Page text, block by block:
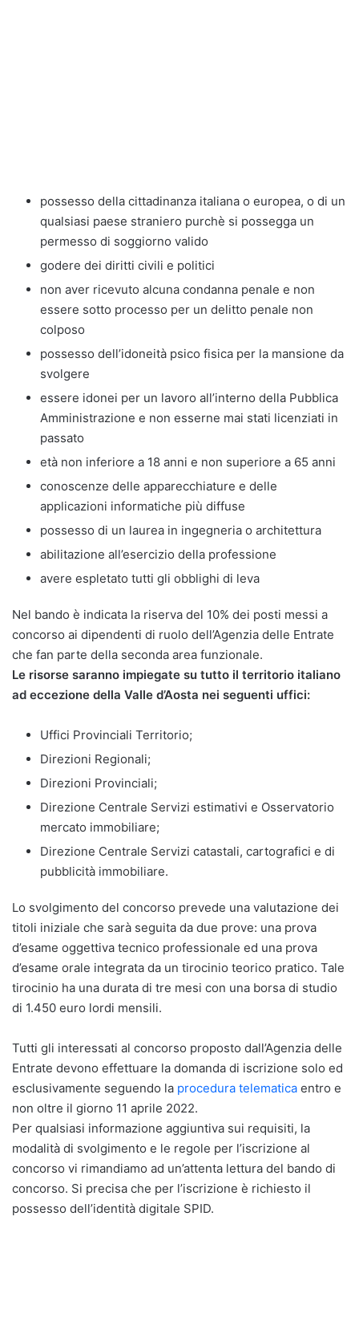
possesso della cittadinanza italiana o europea, o di un
qualsiasi paese straniero purchè si possegga un
permesso di soggiorno valido
godere dei diritti civili e politici
non aver ricevuto alcuna condanna penale e non
essere sotto processo per un delitto penale non
colposo
possesso dell’idoneità psico fisica per la mansione da
svolgere
essere idonei per un lavoro all’interno della Pubblica
Amministrazione e non esserne mai stati licenziati in
passato
età non inferiore a 18 anni e non superiore a 65 anni
conoscenze delle apparecchiature e delle
applicazioni informatiche più diffuse
possesso di un laurea in ingegneria o architettura
abilitazione all’esercizio della professione
avere espletato tutti gli obblighi di leva
Nel bando è indicata la riserva del 10% dei posti messi a
concorso ai dipendenti di ruolo dell’Agenzia delle Entrate
che fan parte della seconda area funzionale.
Le risorse saranno impiegate su tutto il territorio italiano
ad eccezione della Valle d’Aosta nei seguenti uffici:
Uffici Provinciali Territorio;
Direzioni Regionali;
Direzioni Provinciali;
Direzione Centrale Servizi estimativi e Osservatorio
mercato immobiliare;
Direzione Centrale Servizi catastali, cartografici e di
pubblicità immobiliare.
Lo svolgimento del concorso prevede una valutazione dei
titoli iniziale che sarà seguita da due prove: una prova
d’esame oggettiva tecnico professionale ed una prova
d’esame orale integrata da un tirocinio teorico pratico. Tale
tirocinio ha una durata di tre mesi con una borsa di studio
di 1.450 euro lordi mensili.
Tutti gli interessati al concorso proposto dall’Agenzia delle
Entrate devono effettuare la domanda di iscrizione solo ed
esclusivamente seguendo la procedura telematica entro e
non oltre il giorno 11 aprile 2022.
Per qualsiasi informazione aggiuntiva sui requisiti, la
modalità di svolgimento e le regole per l’iscrizione al
concorso vi rimandiamo ad un’attenta lettura del bando di
concorso. Si precisa che per l’iscrizione è richiesto il
possesso dell’identità digitale SPID.